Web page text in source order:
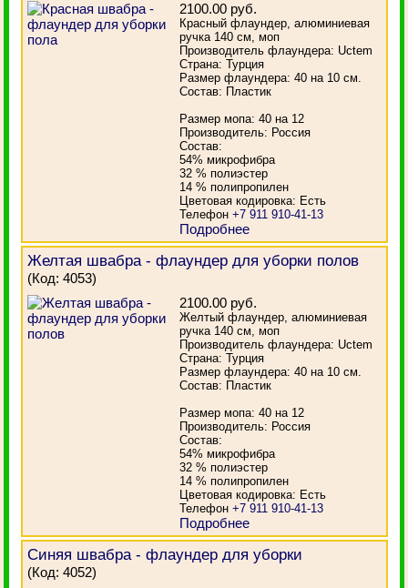
2100.00 руб.
Красный флаундер, алюминиевая
ручка 140 см, моп
Производитель флаундера: Uctem
Страна: Турция
Размер флаундера: 40 на 10 см.
Состав: Пластик
Размер мопа: 40 на 12
Производитель: Россия
Состав:
54% микрофибра
32 % полиэстер
14 % полипропилен
Цветовая кодировка: Есть
Телефон+7 911 910-41-13
Подробнее
Желтая швабра - флаундер для уборки полов
(Код:4053)
2100.00 руб.
Желтый флаундер, алюминиевая
ручка 140 см, моп
Производитель флаундера: Uctem
Страна: Турция
Размер флаундера: 40 на 10 см.
Состав: Пластик
Размер мопа: 40 на 12
Производитель: Россия
Состав:
54% микрофибра
32 % полиэстер
14 % полипропилен
Цветовая кодировка: Есть
Телефон+7 911 910-41-13
Подробнее
Синяя швабра - флаундер для уборки
(Код:4052)